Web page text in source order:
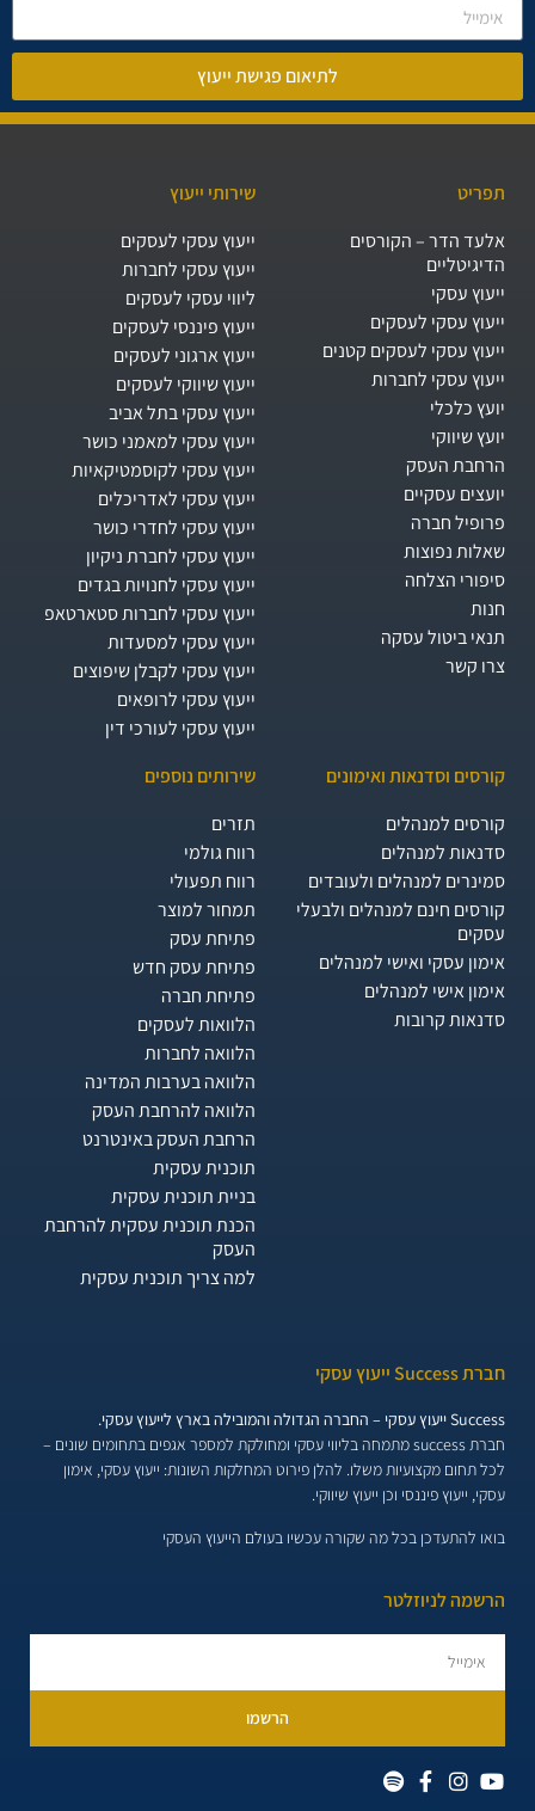
לתיאום פגישת ייעוץ
תפריט
אלעד הדר – הקורסים
הדיגיטליים
ייעוץ עסקי
ייעוץ עסקי לעסקים
ייעוץ עסקי לעסקים קטנים
ייעוץ עסקי לחברות
יועץ כלכלי
יועץ שיווקי
הרחבת העסק​
יועצים עסקיים
פרופיל חברה
שאלות נפוצות
סיפורי הצלחה
חנות
תנאי ביטול עסקה
צרו קשר
שירותי ייעוץ
ייעוץ עסקי לעסקים
ייעוץ עסקי לחברות
ליווי עסקי לעסקים
ייעוץ פיננסי לעסקים
ייעוץ ארגוני לעסקים
ייעוץ שיווקי לעסקים
ייעוץ עסקי בתל אביב
ייעוץ עסקי למאמני כושר
ייעוץ עסקי לקוסמטיקאיות
ייעוץ עסקי לאדריכלים
ייעוץ עסקי לחדרי כושר
ייעוץ עסקי לחברת ניקיון
ייעוץ עסקי לחנויות בגדים
ייעוץ עסקי לחברות סטארטאפ
ייעוץ עסקי למסעדות
ייעוץ עסקי לקבלן שיפוצים
ייעוץ עסקי לרופאים
ייעוץ עסקי לעורכי דין
קורסים וסדנאות ואימונים
קורסים למנהלים
סדנאות למנהלים
סמינרים למנהלים ולעובדים
קורסים חינם למנהלים ולבעלי
עסקים
אימון עסקי ואישי למנהלים
אימון אישי למנהלים
סדנאות קרובות
שירותים נוספים
תזרים
רווח גולמי
רווח תפעולי
תמחור למוצר
פתיחת עסק
פתיחת עסק חדש
פתיחת חברה
הלוואות לעסקים​
הלוואה לחברות
הלוואה בערבות המדינה
הלוואה להרחבת העסק
הרחבת העסק באינטרנט
תוכנית עסקית
בניית תוכנית עסקית
הכנת תוכנית עסקית להרחבת
העסק
למה צריך תוכנית עסקית
חברת Success ייעוץ עסקי
Success ייעוץ עסקי – החברה הגדולה והמובילה בארץ לייעוץ עסקי.
חברת success מתמחה בליווי עסקי ומחולקת למספר אגפים בתחומים שונים –
לכל תחום מקצועיות משלו. להלן פירוט המחלקות השונות: ייעוץ עסקי, אימון
עסקי, ייעוץ פיננסי וכן ייעוץ שיווקי.
בואו להתעדכן בכל מה שקורה עכשיו בעולם הייעוץ העסקי
הרשמה לניוזלטר
הרשמו